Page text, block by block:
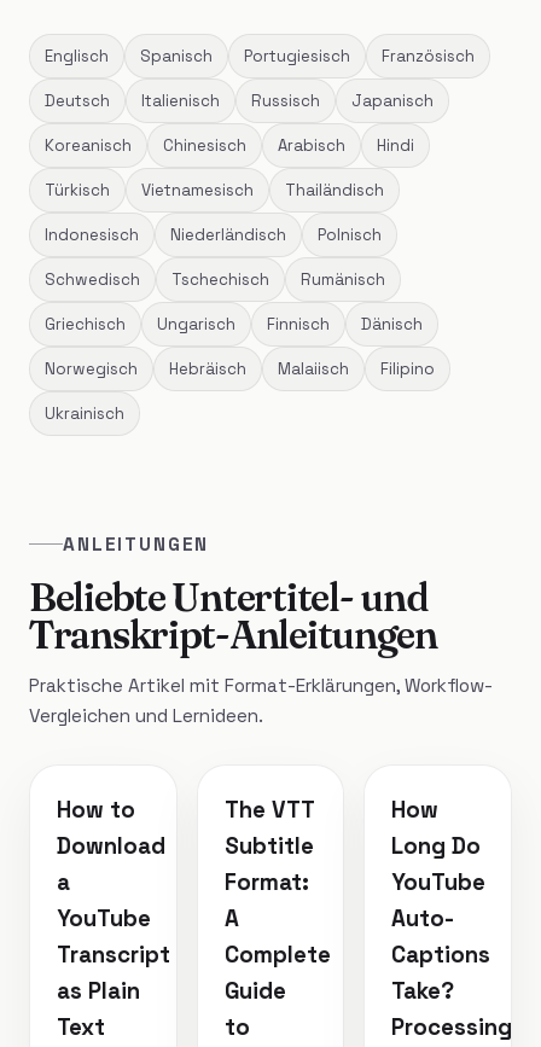
Englisch Spanisch Portugiesisch Französisch
Deutsch Italienisch Russisch Japanisch
Koreanisch Chinesisch Arabisch Hindi
Türkisch Vietnamesisch Thailändisch
Indonesisch Niederländisch Polnisch
Schwedisch Tschechisch Rumänisch
Griechisch Ungarisch Finnisch Dänisch
Norwegisch Hebräisch Malaiisch Filipino
Ukrainisch
ANLEITUNGEN
Beliebte Untertitel- und
Transkript-Anleitungen
Praktische Artikel mit Format-Erklärungen, Workflow-
Vergleichen und Lernideen.
How to
Download
a
YouTube
Transcript
as Plain
Text
The VTT
Subtitle
Format:
A
Complete
Guide
to
How
Long Do
YouTube
Auto-
Captions
Take?
Processing